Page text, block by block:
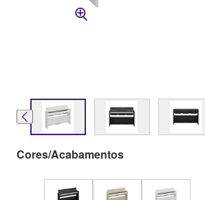
Cores/Acabamentos